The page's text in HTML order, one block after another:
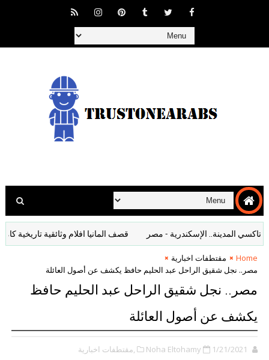
المدينة.. الإسكندرية - مصر قصف المانيا افلام وثائقية تاريخية كاملة
Home
مقتطفات اخبارية
مصر.. نجل شقيق الراحل عبد الحليم حافظ يكشف عن أصول العائلة
مصر.. نجل شقيق الراحل عبد الحليم حافظ
يكشف عن أصول العائلة
Noha Eltohamy 1/21/2021 ,مقتطفات اخبارية